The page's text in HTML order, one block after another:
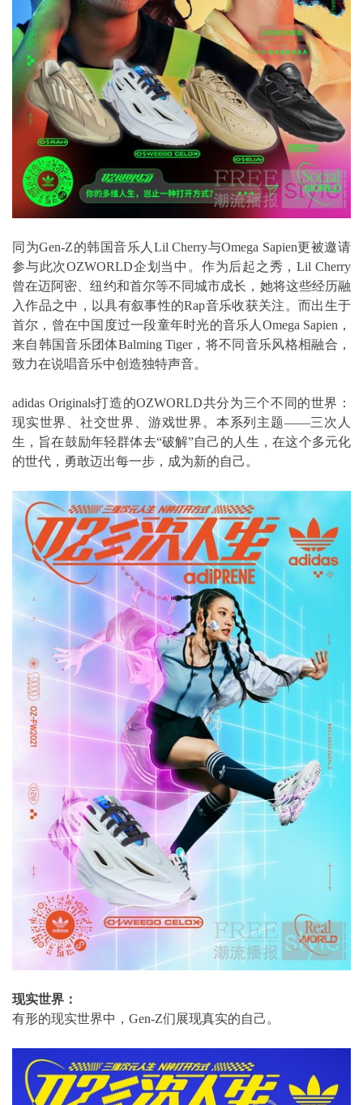
同为Gen-Z的韩国音乐人Lil Cherry与Omega Sapien更被邀请
参与此次OZWORLD企划当中。作为后起之秀，Lil Cherry
曾在迈阿密、纽约和首尔等不同城市成长，她将这些经历融
入作品之中，以具有叙事性的Rap音乐收获关注。而出生于
首尔，曾在中国度过一段童年时光的音乐人Omega Sapien，
来自韩国音乐团体Balming Tiger，将不同音乐风格相融合，
致力在说唱音乐中创造独特声音。
adidas Originals打造的OZWORLD共分为三个不同的世界：
现实世界、社交世界、游戏世界。本系列主题——三次人
生，旨在鼓励年轻群体去“破解”自己的人生，在这个多元化
的世代，勇敢迈出每一步，成为新的自己。
现实世界：
有形的现实世界中，Gen-Z们展现真实的自己。